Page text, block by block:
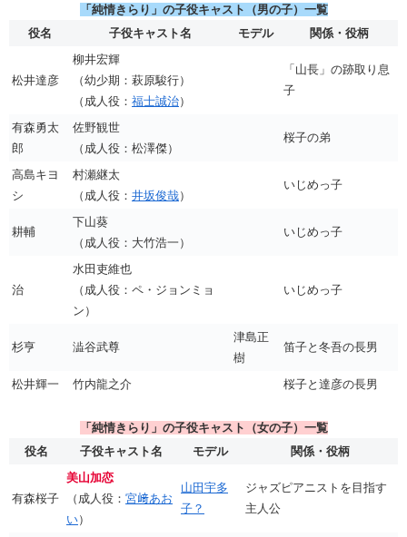
「純情きらり」の子役キャスト（男の子）一覧
役名
子役キャスト名 モデル 関係・役柄
松井達彦
柳井宏輝
（幼少期：萩原駿行）
（成人役： 福士誠治）
「山長」の跡取り息
子
有森勇太
郎
佐野観世
（成人役：松澤傑）
桜子の弟
高島キヨ
シ
村瀬継太
（成人役： 井坂俊哉）
いじめっ子
耕輔
下山葵
（成人役：大竹浩一）
いじめっ子
治
水田吏維也
（成人役：ペ・ジョンミョ
ン）
いじめっ子
杉亨 澁谷武尊
津島正
樹
笛子と冬吾の長男
松井輝一 竹内龍之介 桜子と達彦の長男
「純情きらり」の子役キャスト（女の子）一覧
役名
子役キャスト名 モデル 関係・役柄
有森桜子
美山加恋
（成人役： 宮﨑あお
い）
山田宇多
子？
ジャズピアニストを目指す
主人公